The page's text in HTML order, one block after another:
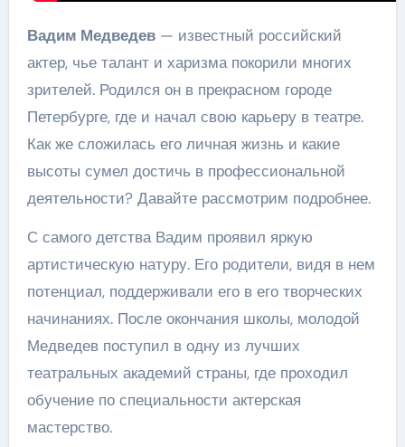
Вадим Медведев— известный российский
актер, чье талант и харизма покорили многих
зрителей. Родился он в прекрасном городе
Петербурге, где и начал свою карьеру в театре.
Как же сложилась его личная жизнь и какие
высоты сумел достичь в профессиональной
деятельности? Давайте рассмотрим подробнее.
С самого детства Вадим проявил яркую
артистическую натуру. Его родители, видя в нем
потенциал, поддерживали его в его творческих
начинаниях. После окончания школы, молодой
Медведев поступил в одну из лучших
театральных академий страны, где проходил
обучение по специальности актерская
мастерство.